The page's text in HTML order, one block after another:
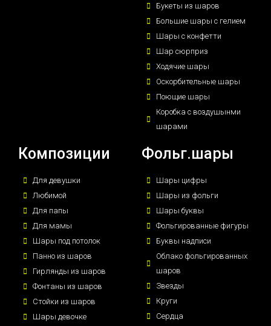
Букеты из шаров
Большие шары с гелием
Шары с конфетти
Шар сюрприз
Ходячие шары
Оскорбительные шары
Поющие шары
Коробка с воздушынми
шарами
Композиции
Для девушки
Любимой
Для папы
Для мамы
Шары под потолок
Панно из шаров
Гирлянды из шаров
Фонтаны из шаров
Стойки из шаров
Шары девочке
Фольг.шары
Шары цифры
Шары из фольги
Шары буквы
Фольгированные фигуры
Буквы надписи
Облако фольгированных
шаров
Звезды
Круги
Сердца